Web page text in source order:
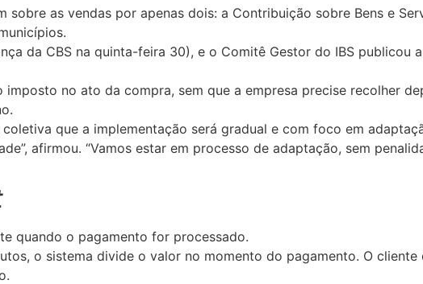
as vendas por apenas dois: a Contribuição sobre Bens e
da CBS na quinta-feira 30), e o Comitê Gestor do IBS publicou
no ato da compra, sem que a empresa precise recolher
que a implementação será gradual e com foco em
afirmou. “Vamos estar em processo de adaptação, sem
quando o pagamento for processado.
o sistema divide o valor no momento do pagamento. O